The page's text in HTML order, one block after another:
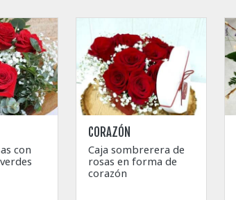
con
CORAZÓN
Caja sombrerera de
rosas en forma de
corazón